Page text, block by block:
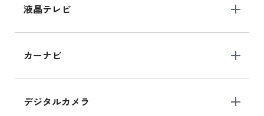
液晶テレビ
カーナビ
デジタルカメラ
iPhone 15 128GB の新品買取価格